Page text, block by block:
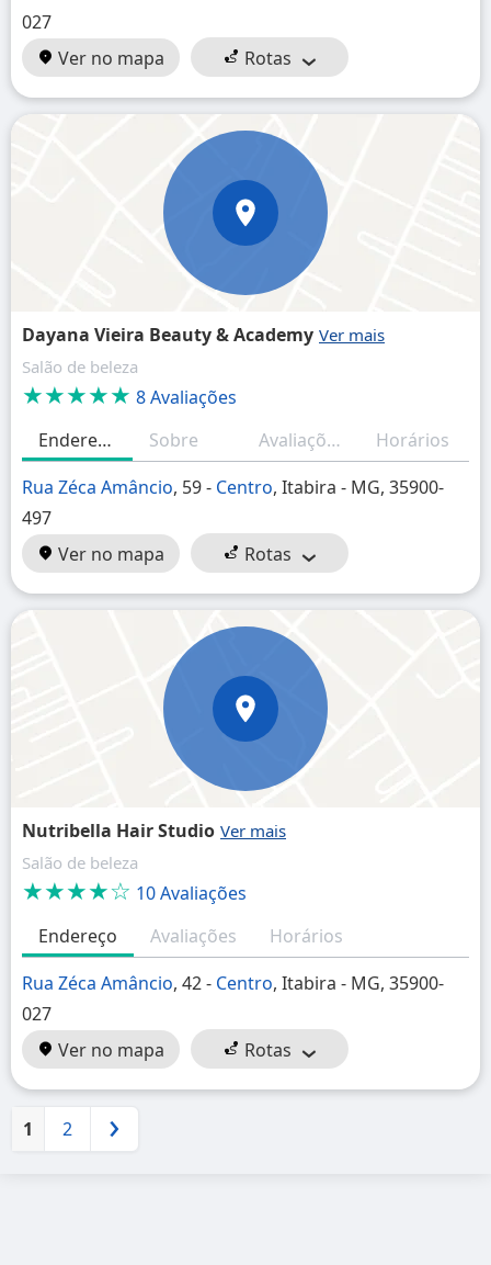
027
Ver no mapa
Rotas
Dayana Vieira Beauty & Academy
Salão de beleza
★★★★★ 8 Avaliações
Endereço
Sobre Avaliações
Horários
Rua Zéca Amâncio, 59 - Centro, Itabira - MG, 35900-
497
Ver no mapa
Rotas
Nutribella Hair Studio
Salão de beleza
★★★★☆ 10 Avaliações
Endereço
Avaliações
Horários
Rua Zéca Amâncio, 42 - Centro, Itabira - MG, 35900-
027
Ver no mapa
Rotas
1 2 Próximo